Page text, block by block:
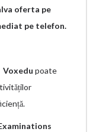
oferta pe
pe telefon.
Voxedu poate